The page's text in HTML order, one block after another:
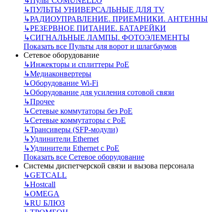
↳ПУЛЬТЫ УНИВЕРСАЛЬНЫЕ ДЛЯ TV
↳РАДИОУПРАВЛЕНИЕ. ПРИЕМНИКИ. АНТЕННЫ
↳РЕЗЕРВНОЕ ПИТАНИЕ. БАТАРЕЙКИ
↳СИГНАЛЬНЫЕ ЛАМПЫ. ФОТОЭЛЕМЕНТЫ
Показать все Пульты для ворот и шлагбаумов
Сетевое оборудование
↳Инжекторы и сплиттеры РоЕ
↳Медиаконвертеры
↳Оборудование Wi-Fi
↳Оборудование для усиления сотовой связи
↳Прочее
↳Сетевые коммутаторы без РоЕ
↳Сетевые коммутаторы с РоЕ
↳Трансиверы (SFP-модули)
↳Удлинители Ethernet
↳Удлинители Ethernet с PoE
Показать все Сетевое оборудование
Системы диспетчерской связи и вызова персонала
↳GETCALL
↳Hostcall
↳OMEGA
↳RU БЛЮЗ